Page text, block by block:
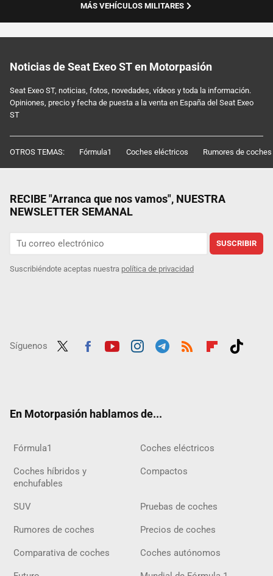
MÁS VEHÍCULOS MILITARES
Noticias de Seat Exeo ST en Motorpasión
Seat Exeo ST, noticias, fotos, novedades, vídeos y toda la información.
Opiniones, precio y fecha de puesta a la venta en España del Seat Exeo
ST
OTROS TEMAS: Fórmula1 Coches eléctricos Rumores de coches
RECIBE "Arranca que nos vamos", NUESTRA
NEWSLETTER SEMANAL
SUSCRIBIR
Suscribiéndote aceptas nuestra política de privacidad
Síguenos
En Motorpasión hablamos de...
Fórmula1 Coches eléctricos
Coches híbridos y
enchufables
Compactos
SUV Pruebas de coches
Rumores de coches Precios de coches
Comparativa de coches Coches autónomos